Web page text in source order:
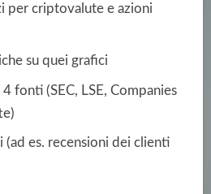
per criptovalute e azioni
su quei grafici
fonti (SEC, LSE, Companies
(ad es. recensioni dei clienti